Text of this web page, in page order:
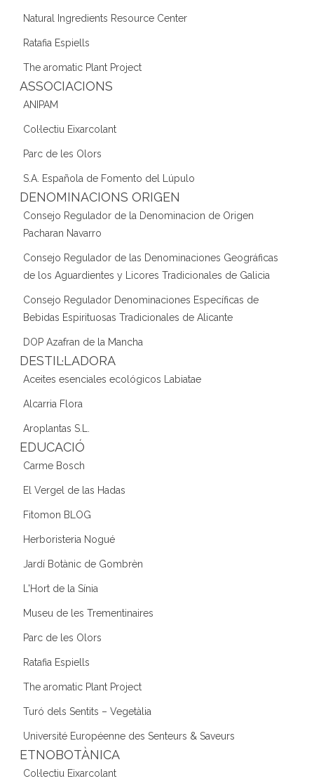
Natural Ingredients Resource Center
Ratafia Espiells
The aromatic Plant Project
ASSOCIACIONS
ANIPAM
Col·lectiu Eixarcolant
Parc de les Olors
S.A. Española de Fomento del Lúpulo
DENOMINACIONS ORIGEN
Consejo Regulador de la Denominacion de Origen
Pacharan Navarro
Consejo Regulador de las Denominaciones Geográficas
de los Aguardientes y Licores Tradicionales de Galicia
Consejo Regulador Denominaciones Específicas de
Bebidas Espirituosas Tradicionales de Alicante
DOP Azafran de la Mancha
DESTIL·LADORA
Aceites esenciales ecológicos Labiatae
Alcarria Flora
Aroplantas S.L.
EDUCACIÓ
Carme Bosch
El Vergel de las Hadas
Fitomon BLOG
Herboristeria Nogué
Jardí Botànic de Gombrèn
L'Hort de la Sínia
Museu de les Trementinaires
Parc de les Olors
Ratafia Espiells
The aromatic Plant Project
Turó dels Sentits – Vegetàlia
Université Européenne des Senteurs & Saveurs
ETNOBOTÀNICA
Col·lectiu Eixarcolant